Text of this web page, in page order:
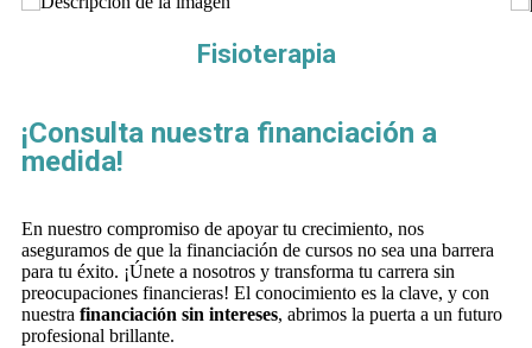
Fisioterapia
¡Consulta nuestra financiación a
medida!
En nuestro compromiso de apoyar tu crecimiento, nos
aseguramos de que la financiación de cursos no sea una barrera
para tu éxito. ¡Únete a nosotros y transforma tu carrera sin
preocupaciones financieras! El conocimiento es la clave, y con
nuestra financiación sin intereses, abrimos la puerta a un futuro
profesional brillante.